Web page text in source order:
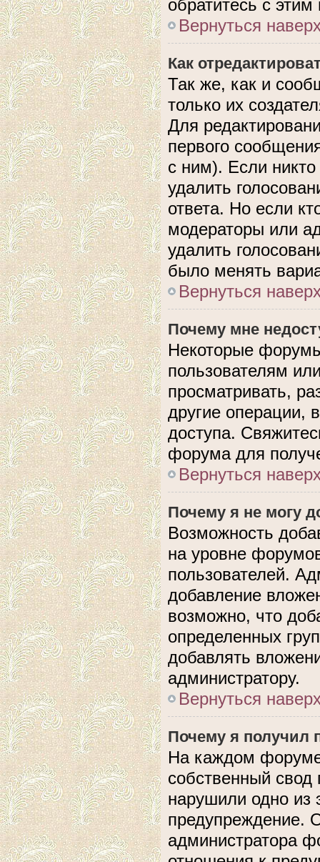
обратитесь с
Вернуться
Как
Так же, как и
только их
Для
первого
с ним). Если
удалить
ответа. Но если
модераторы или
удалить
было менять
Вернуться
Почему мне
Некоторые
пользователям
просматривать,
другие операции,
доступа.
форума для
Вернуться
Почему я не могу
Возможность
на уровне
пользователей.
добавление
возможно, что
определенных
добавлять
администратору.
Вернуться
Почему я получил
На каждом
собственный
нарушили одно из
предупреждение.
администратора